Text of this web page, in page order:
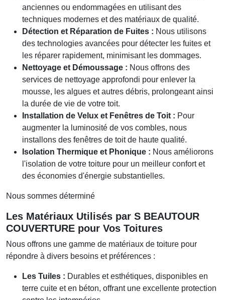
anciennes ou endommagées en utilisant des
techniques modernes et des matériaux de qualité.
Détection et Réparation de Fuites : Nous utilisons
des technologies avancées pour détecter les fuites et
les réparer rapidement, minimisant les dommages.
Nettoyage et Démoussage : Nous offrons des
services de nettoyage approfondi pour enlever la
mousse, les algues et autres débris, prolongeant ainsi
la durée de vie de votre toit.
Installation de Velux et Fenêtres de Toit : Pour
augmenter la luminosité de vos combles, nous
installons des fenêtres de toit de haute qualité.
Isolation Thermique et Phonique : Nous améliorons
l'isolation de votre toiture pour un meilleur confort et
des économies d'énergie substantielles.
Nous sommes déterminé
Les Matériaux Utilisés par S BEAUTOUR
COUVERTURE pour Vos Toitures
Nous offrons une gamme de matériaux de toiture pour
répondre à divers besoins et préférences :
Les Tuiles : Durables et esthétiques, disponibles en
terre cuite et en béton, offrant une excellente protection